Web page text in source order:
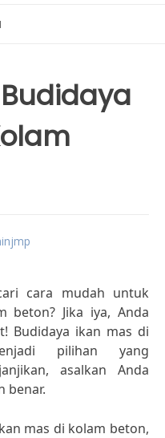
cara mudah untuk
beton? Jika iya, Anda
Budidaya ikan mas di
pilihan yang
asalkan Anda
benar.
mas di kolam beton,